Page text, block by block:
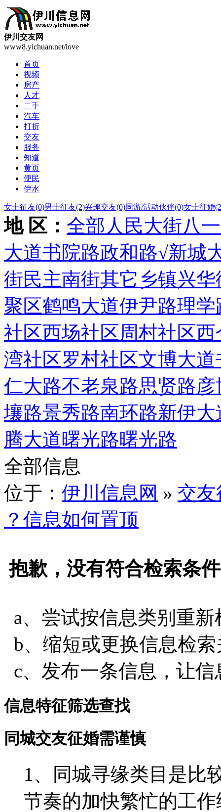
伊川交友网
www8.yichuan.net/love
首页
视频
房产
人才
二手
汽车
打折
交友
服务
知道
黄页
便民
伊水
女士征友(0)男士征友(2)兴趣交友(0)同游/活动伙伴(0)女士征婚
地 区： 全部 人民大街八
大道书院路政和路√新城
街民主南街其它乡镇兴华
聚区鹤鸣大道伊尹路理学
社区西场社区周村社区西
湾社区罗村社区文博大道
仁大路不老泉路思贤路
壤路景秀路南环路新伊大
腾大道曙光路曙光路
全部信息
位于： 伊川信息网 » 交
？信息如何置顶
抱歉，没有符合检索条
a、尝试按信息类别重
b、缩短或更换信息检
c、发布一条信息，让
信息特征筛选查找
同城交友征婚需谨慎
1、同城寻缘类目是比
节奏的加快繁忙的工